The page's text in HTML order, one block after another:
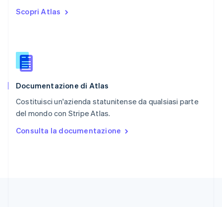
Scopri Atlas
Documentazione di Atlas
Costituisci un'azienda statunitense da qualsiasi parte
del mondo con Stripe Atlas.
Consulta la documentazione
English
English
Slovacchia
Slovenia
Spagna
Español English
English Español简体中文